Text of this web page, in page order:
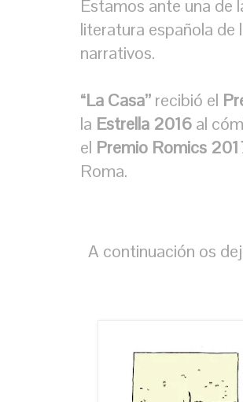
Estamos ante una de
literatura española de
narrativos.
“La Casa” recibió el
la Estrella 2016 al
el Premio Romics
Roma.
A continuación os